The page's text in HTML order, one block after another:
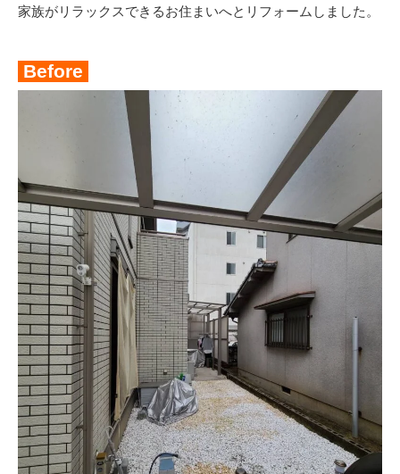
家族がリラックスできるお住まいへとリフォームしました。
Before